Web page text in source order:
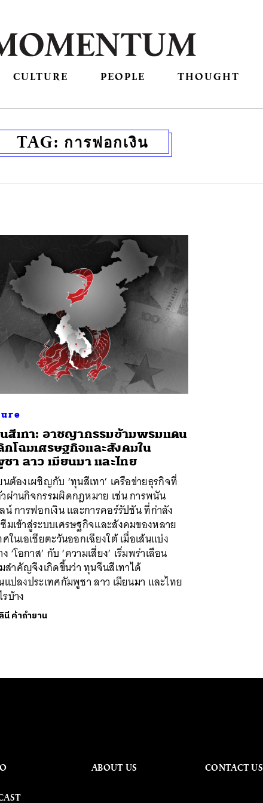
CULTURE PEOPLE THOUGHT
TAG: การฟอกเงิน
สีเทา: อาชญากรรมข้ามพรมแดน
โฉมเศรษฐกิจและสังคมใน
า ลาว เมียนมา และไทย
นต้องเผชิญกับ ‘ทุนสีเทา’ เครือข่ายธุรกิจที่
ผ่านกิจกรรมผิดกฎหมาย เช่น การพนัน
น์ การฟอกเงิน และการคอร์รัปชัน ที่กำลัง
มเข้าสู่ระบบเศรษฐกิจและสังคมของหลาย
ในเอเชียตะวันออกเฉียงใต้ เมื่อเส้นแบ่ง
‘โอกาส’ กับ ‘ความเสี่ยง’ เริ่มพร่าเลือน
สำคัญจึงเกิดขึ้นว่า ทุนจีนสีเทาได้
แปลงประเทศกัมพูชา ลาว เมียนมา และไทย
บ้าง
นี ค้ากำยาน
ABOUT US CONTACT US
SHARE TWEET LINE EMAIL